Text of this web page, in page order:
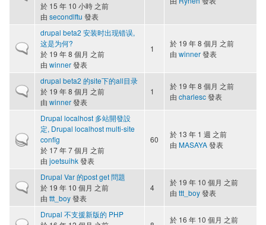
於 15 年 10 小時 之前
由 secondlftu 發表
一般主題
drupal beta2 安装时出现错误,
这是为何?
於 19 年 8 個月 之前
由 winner發表
1
於 19 年 8 個月 之前
由 winner發表
一般主題
drupal beta2 的site下的all目录
於 19 年 8 個月 之前
由 winner發表
1
於 19 年 8 個月 之前
由 charlesc發表
熱門主題
Drupal localhost 多站開發設
定, Drupal localhost multi-site
config
於 17 年 7 個月 之前
由 joetsuihk發表
60
於 13 年 1 週 之前
由 MASAYA發表
一般主題
Drupal Var 的post get 問題
於 19 年 10 個月 之前
由 ttt_boy發表
4
於 19 年 10 個月 之前
由 ttt_boy發表
一般主題
Drupal 不支援新版的 PHP
於 16 年 10 個月 之前